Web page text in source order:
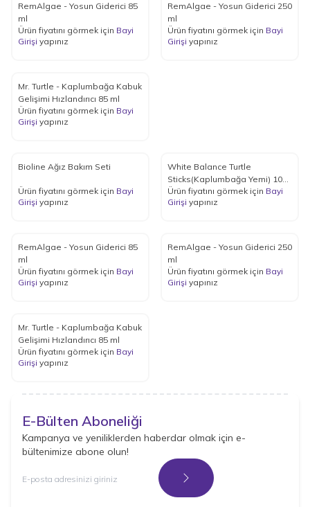
RemAlgae - Yosun Giderici 85
ml
Ürün fiyatını görmek için Bayi
Girişi yapınız
RemAlgae - Yosun Giderici 250
ml
Ürün fiyatını görmek için Bayi
Girişi yapınız
Mr. Turtle - Kaplumbağa Kabuk
Gelişimi Hızlandırıcı 85 ml
Ürün fiyatını görmek için Bayi
Girişi yapınız
Bioline Ağız Bakım Seti
Ürün fiyatını görmek için Bayi
Girişi yapınız
White Balance Turtle
Sticks(Kaplumbağa Yemi) 1000
ml
Ürün fiyatını görmek için Bayi
Girişi yapınız
RemAlgae - Yosun Giderici 85
ml
Ürün fiyatını görmek için Bayi
Girişi yapınız
RemAlgae - Yosun Giderici 250
ml
Ürün fiyatını görmek için Bayi
Girişi yapınız
Mr. Turtle - Kaplumbağa Kabuk
Gelişimi Hızlandırıcı 85 ml
Ürün fiyatını görmek için Bayi
Girişi yapınız
E-Bülten Aboneliği
Kampanya ve yeniliklerden haberdar olmak için e-
bültenimize abone olun!
Kayıt Ol